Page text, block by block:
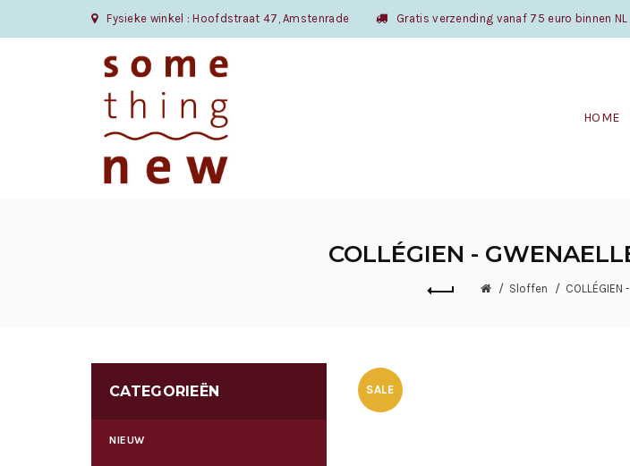
Fysieke winkel : Hoofdstraat 47, Amstenrade Gratis verzending vanaf 75 euro binnen NL
HOME
COLLÉGIEN -
Sloffen
CATEGORIEËN
NIEUW
SALE